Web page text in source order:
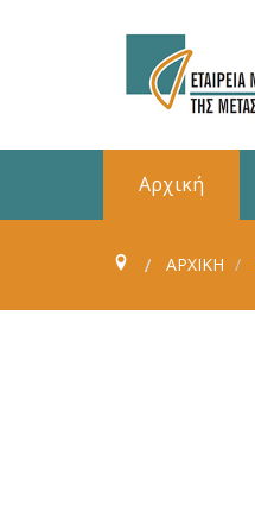
Αρχική
ΑΡΧΙΚΗ